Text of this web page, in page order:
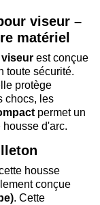
viseur –
matériel
est conçue
toute sécurité.
protège
chocs, les
permet un
d'arc.
housse
conçue
. Cette